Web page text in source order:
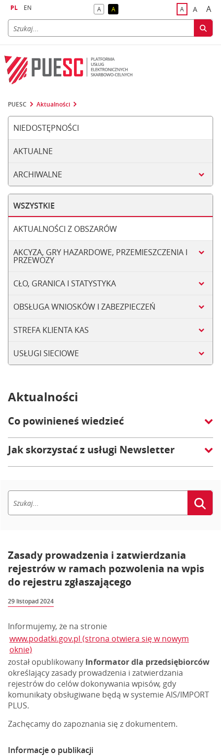
PL EN Akontrast domyślny
Akontrast żółty tekst na czarnym tle
Adomyślna
A A
PUESC Aktualności
NIEDOSTĘPNOŚCI
AKTUALNE
ARCHIWALNE
WSZYSTKIE
AKTUALNOŚCI Z OBSZARÓW
AKCYZA, GRY HAZARDOWE, PRZEMIESZCZENIA I
PRZEWOZY
CŁO, GRANICA I STATYSTYKA
OBSŁUGA WNIOSKÓW I ZABEZPIECZEŃ
STREFA KLIENTA KAS
USŁUGI SIECIOWE
Aktualności
Co powinieneś wiedzieć
Jak skorzystać z usługi Newsletter
Zasady prowadzenia i zatwierdzania
rejestrów w ramach pozwolenia na wpis
do rejestru zgłaszającego
29 listopad 2024
Informujemy, że na stronie
www.podatki.gov.pl (strona otwiera się w nowym
oknie)
został opublikowany Informator dla przedsiębiorców
określający zasady prowadzenia i zatwierdzania
rejestrów do celów dokonywania wpisów, gdy
komunikaty obsługiwane będą w systemie AIS/IMPORT
PLUS.
Zachęcamy do zapoznania się z dokumentem.
Informacje o publikacji